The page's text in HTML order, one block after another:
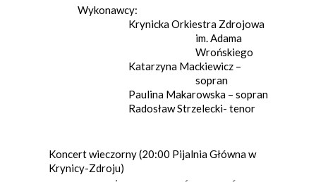
Wykonawcy:
Krynicka Orkiestra Zdrojowa
im. Adama
Wrońskiego
Katarzyna Mackiewicz –
sopran
Paulina Makarowska – sopran
Radosław Strzelecki- tenor
Koncert wieczorny (20:00 Pijalnia Główna w
Krynicy-Zdroju)